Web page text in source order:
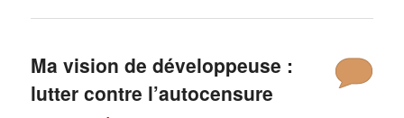
Ma vision de développeuse :
lutter contre l’autocensure